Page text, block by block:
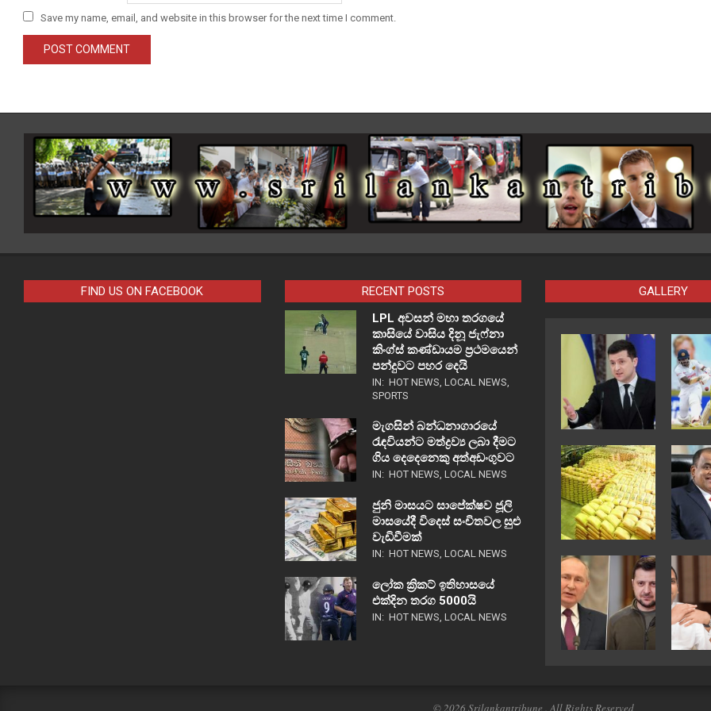
Save my name, email, and website in this browser for the next time I comment.
FIND US ON FACEBOOK
RECENT POSTS
LPL අවසන් මහා තරගයේ
කාසියේ වාසිය දිනූ ජැෆ්නා
කිංග්ස් කණ්ඩායම ප්‍රථමයෙන්
පන්දුවට පහර දෙයි
IN: HOT NEWS, LOCAL NEWS,
SPORTS
මැගසින් බන්ධනාගාරයේ
රැඳවියන්ට මත්ද්‍රව්‍ය ලබා දීමට
ගිය දෙදෙනෙකු අත්අඩංගුවට
IN: HOT NEWS, LOCAL NEWS
ජුනි මාසයට සාපේක්ෂව ජූලි
මාසයේදී විදෙස් සංචිතවල සුළු
වැඩිවීමක්
IN: HOT NEWS, LOCAL NEWS
ලෝක ක්‍රිකට් ඉතිහාසයේ
එක්දින තරග 5000යි
IN: HOT NEWS, LOCAL NEWS
GALLERY
© 2026 Srilankantribune . All Rights Reserved